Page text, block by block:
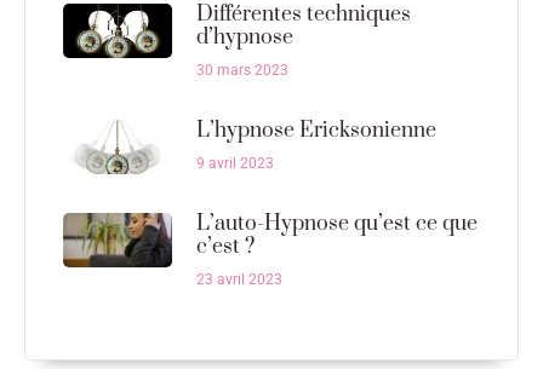
Différentes techniques
d’hypnose
30 mars 2023
L’hypnose Ericksonienne
9 avril 2023
L’auto-Hypnose qu’est ce que
c’est ?
23 avril 2023